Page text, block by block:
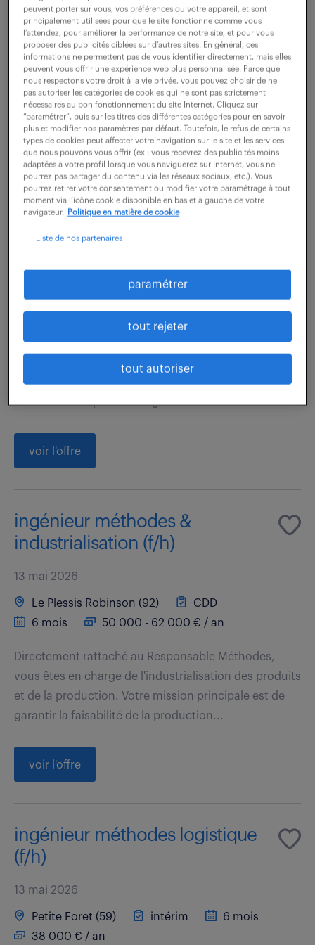
10 mois
42 000 € / an
Directement rattaché(e) au Responsable Excellence
Opérationnelle, vous intervenez sur les axes suivants
: Pilotage de la Roadmap : Vous déployez la stratégie
d'Excellence Opérationnelle au sein...
voir l'offre
Lacq (64) CDI 40 000 - 45 000 € / an
Rattaché au Responsable Maintenance, vous êtes
garant de l'efficience et de la fiabilisation des
équipements et des installations sur l'ensemble du
site dans le respect des règles sécurité et...
voir l'offre
ingénieur méthodes &
industrialisation (f/h)
13 mai 2026
Le Plessis Robinson (92)
CDD
6 mois
50 000 - 62 000 € / an
Directement rattaché au Responsable Méthodes,
vous êtes en charge de l'industrialisation des produits
et de la production. Votre mission principale est de
garantir la faisabilité de la production...
voir l'offre
ingénieur méthodes logistique
(f/h)
13 mai 2026
Petite Foret (59) intérim
6 mois
38 000 € / an
peuvent porter sur vous, vos préférences ou votre appareil, et sont
principalement utilisées pour que le site fonctionne comme vous
l’attendez, pour améliorer la performance de notre site, et pour vous
proposer des publicités ciblées sur d’autres sites. En général, ces
informations ne permettent pas de vous identifier directement, mais elles
peuvent vous offrir une expérience web plus personnalisée. Parce que
nous respectons votre droit à la vie privée, vous pouvez choisir de ne
pas autoriser les catégories de cookies qui ne sont pas strictement
nécessaires au bon fonctionnement du site Internet. Cliquez sur
“paramétrer”, puis sur les titres des différentes catégories pour en savoir
plus et modifier nos paramètres par défaut. Toutefois, le refus de certains
types de cookies peut affecter votre navigation sur le site et les services
que nous pouvons vous offrir (ex : vous recevrez des publicités moins
adaptées à votre profil lorsque vous naviguerez sur Internet, vous ne
pourrez pas partager du contenu via les réseaux sociaux, etc.). Vous
pourrez retirer votre consentement ou modifier votre paramétrage à tout
moment via l’icône cookie disponible en bas et à gauche de votre
navigateur.
Politique en matière de cookie
Liste de nos partenaires
paramétrer
tout rejeter
tout autoriser